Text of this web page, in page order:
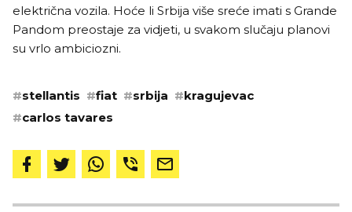
električna vozila. Hoće li Srbija više sreće imati s Grande
Pandom preostaje za vidjeti, u svakom slučaju planovi
su vrlo ambiciozni.
#stellantis #fiat #srbija #kragujevac
#carlos tavares